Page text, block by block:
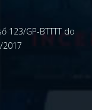
123/GP-BTTTT do
2017